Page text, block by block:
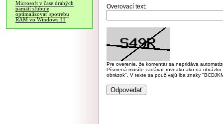
Microsoft v čase drahých
pamätí sľubuje
optimalizovať spotrebu
RAM vo Windows 11
Overovací text:
Pre overenie, že komentár sa nepridáva
Písmená musíte zadávať rovnako ako na
obrázok". V texte sa používajú iba znaky